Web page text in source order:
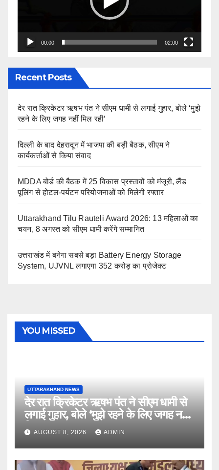
00:00 02:00
Recent Posts
देर रात क्रिकेटर ऋषभ पंत ने सीएम धामी से लगाई गुहार, बोले ‘मुझे
रहने के लिए जगह नहीं मिल रही’
दिल्ली के बाद देहरादून में भाजपा की बड़ी बैठक, सीएम ने
कार्यकर्ताओं से किया संवाद
MDDA बोर्ड की बैठक में 25 विकास प्रस्तावों को मंजूरी, लैंड
पूलिंग से होटल-पर्यटन परियोजनाओं को मिलेगी रफ्तार
Uttarakhand Tilu Rauteli Award 2026: 13 महिलाओं का
चयन, 8 अगस्त को सीएम धामी करेंगे सम्मानित
उत्तराखंड में बनेगा सबसे बड़ा Battery Energy Storage
System, UJVNL लगाएगा 352 करोड़ का प्रोजेक्ट
YOU MISSED
UTTARAKHAND NEWS
देर रात क्रिकेटर ऋषभ पंत ने सीएम धामी से
लगाई गुहार, बोले ‘मुझे रहने के लिए जगह नहीं
मिल रही’
AUGUST 8, 2026 ADMIN